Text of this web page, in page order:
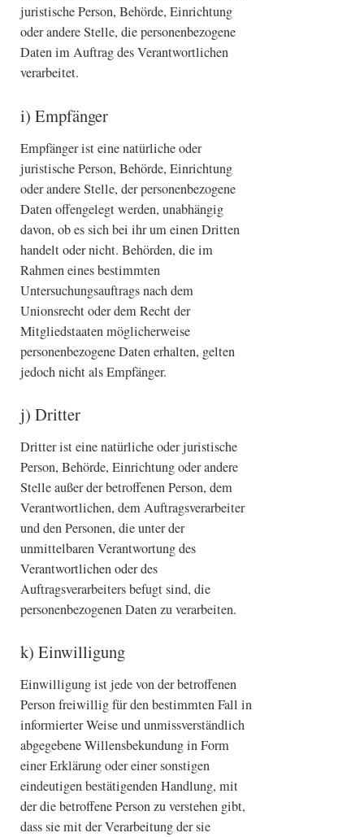
juristische Person, Behörde, Einrichtung
oder andere Stelle, die personenbezogene
Daten im Auftrag des Verantwortlichen
verarbeitet.
i) Empfänger
Empfänger ist eine natürliche oder
juristische Person, Behörde, Einrichtung
oder andere Stelle, der personenbezogene
Daten offengelegt werden, unabhängig
davon, ob es sich bei ihr um einen Dritten
handelt oder nicht. Behörden, die im
Rahmen eines bestimmten
Untersuchungsauftrags nach dem
Unionsrecht oder dem Recht der
Mitgliedstaaten möglicherweise
personenbezogene Daten erhalten, gelten
jedoch nicht als Empfänger.
j) Dritter
Dritter ist eine natürliche oder juristische
Person, Behörde, Einrichtung oder andere
Stelle außer der betroffenen Person, dem
Verantwortlichen, dem Auftragsverarbeiter
und den Personen, die unter der
unmittelbaren Verantwortung des
Verantwortlichen oder des
Auftragsverarbeiters befugt sind, die
personenbezogenen Daten zu verarbeiten.
k) Einwilligung
Einwilligung ist jede von der betroffenen
Person freiwillig für den bestimmten Fall in
informierter Weise und unmissverständlich
abgegebene Willensbekundung in Form
einer Erklärung oder einer sonstigen
eindeutigen bestätigenden Handlung, mit
der die betroffene Person zu verstehen gibt,
dass sie mit der Verarbeitung der sie